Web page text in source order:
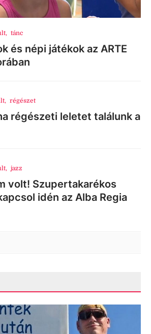
, tánc
és népi játékok az ARTE
, régészet
régészeti leletet találunk a
, jazz
volt! Szupertakarékos
idén az Alba Regia